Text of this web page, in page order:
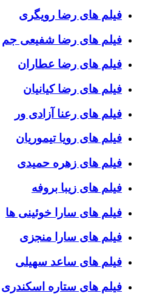
فیلم های رضا رویگری
فیلم های رضا شفیعی جم
فیلم های رضا عطاران
فیلم های رضا کیانیان
فیلم های رعنا آزادی ور
فیلم های رویا تیموریان
فیلم های زهره حمیدی
فیلم های زیبا بروفه
فیلم های سارا خوئینی ها
فیلم های سارا منجزی
فیلم های ساعد سهیلی
فیلم های ستاره اسکندری